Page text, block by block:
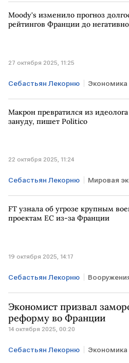
КАНАДА ШВЕЦИЯ
Moody's изменило прогноз
рейтингов Франции до
27 октября 2025, 11:25
Себастьян Лекорню Экономика
Мировая экономика
Эммануэль Макрон
Макрон превратился из
зануду, пишет Politico
22 октября 2025, 11:24
Себастьян Лекорню Мировая
ФРАНЦИЯ ЕВРОПА
Эммануэль Макрон ЕС
FT узнала об угрозе крупным
проектам ЕС из-за Франции
19 октября 2025, 14:17
Себастьян Лекорню
Мировая экономика
ГЕРМАНИЯ Эммануэль
В мире
Экономист призвал
реформу во Франции
14 октября 2025, 00:20
Себастьян Лекорню Экономика